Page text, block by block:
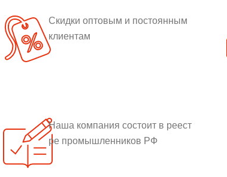
Скидки оптовым и постоянным
клиентам
Наша компания состоит в реест
ре промышленников РФ